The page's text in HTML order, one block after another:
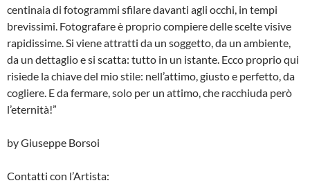
centinaia di fotogrammi sfilare davanti agli occhi, in tempi
brevissimi. Fotografare è proprio compiere delle scelte visive
rapidissime. Si viene attratti da un soggetto, da un ambiente,
da un dettaglio e si scatta: tutto in un istante. Ecco proprio qui
risiede la chiave del mio stile: nell’attimo, giusto e perfetto, da
cogliere. E da fermare, solo per un attimo, che racchiuda però
l’eternità!”
by Giuseppe Borsoi
Contatti con l’Artista: